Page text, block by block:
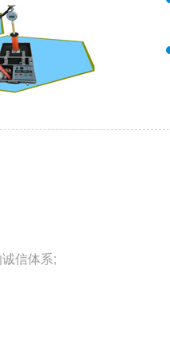
信体系;